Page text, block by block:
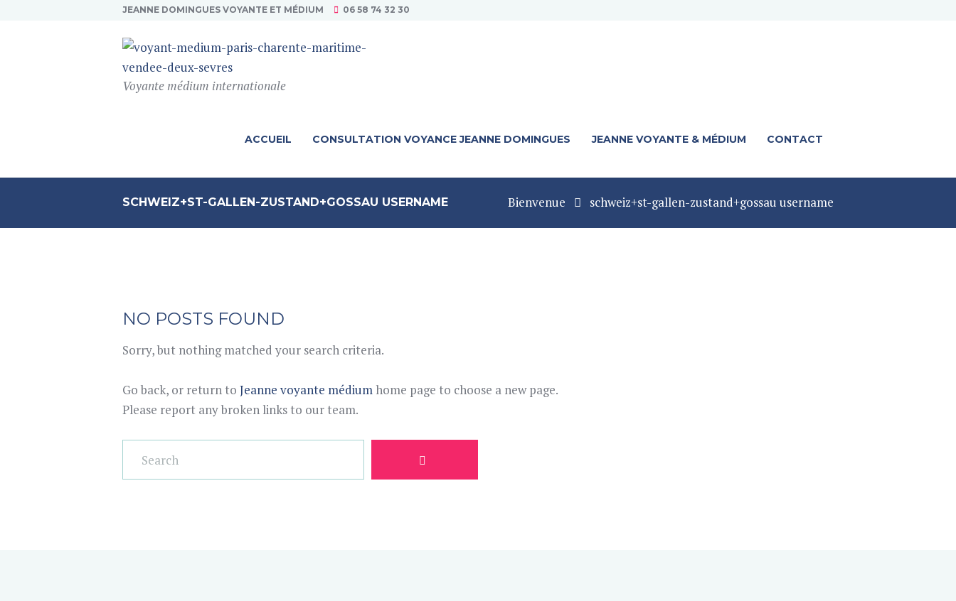
JEANNE DOMINGUES VOYANTE ET MÉDIUM 06 58 74 32 30
Voyante médium internationale
ACCUEIL CONSULTATION VOYANCE JEANNE DOMINGUES JEANNE VOYANTE & MÉDIUM CONTACT
SCHWEIZ+ST-GALLEN-ZUSTAND+GOSSAU USERNAME Bienvenue schweiz+st-gallen-zustand+gossau username
NO POSTS FOUND
Sorry, but nothing matched your search criteria.
Go back, or return to Jeanne voyante médium home page to choose a new page.
Please report any broken links to our team.